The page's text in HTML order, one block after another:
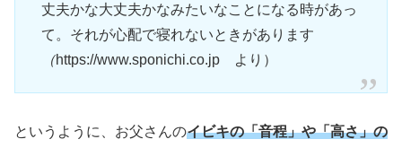
丈夫かな大丈夫かなみたいなことになる時があっ
て。それが心配で寝れないときがあります
（https://www.sponichi.co.jp より）
というように、お父さんのイビキの「音程」や「高さ」の